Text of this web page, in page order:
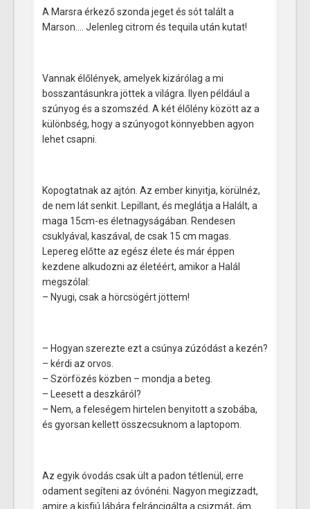
A Marsra érkező szonda jeget és sót talált a
Marson…. Jelenleg citrom és tequila után kutat!
Vannak élőlények, amelyek kizárólag a mi
bosszantásunkra jöttek a világra. Ilyen például a
szúnyog és a szomszéd. A két élőlény között az a
különbség, hogy a szúnyogot könnyebben agyon
lehet csapni.
Kopogtatnak az ajtón. Az ember kinyitja, körülnéz,
de nem lát senkit. Lepillant, és meglátja a Halált, a
maga 15cm-es életnagyságában. Rendesen
csuklyával, kaszával, de csak 15 cm magas.
Lepereg előtte az egész élete és már éppen
kezdene alkudozni az életéért, amikor a Halál
megszólal:
– Nyugi, csak a hörcsögért jöttem!
– Hogyan szerezte ezt a csúnya zúzódást a kezén?
– kérdi az orvos.
– Szörfözés közben – mondja a beteg.
– Leesett a deszkáról?
– Nem, a feleségem hirtelen benyitott a szobába,
és gyorsan kellett összecsuknom a laptopom.
Az egyik óvodás csak ült a padon tétlenül, erre
odament segíteni az óvónéni. Nagyon megizzadt,
amire a kisfiú lábára felráncigálta a csizmát, ám